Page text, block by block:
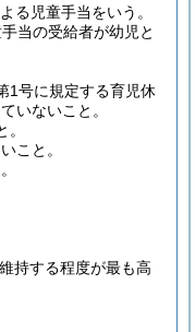
る児童手当をいう。
当の受給者が幼児と
1号に規定する育児休
いないこと。
こと。
持する程度が最も高